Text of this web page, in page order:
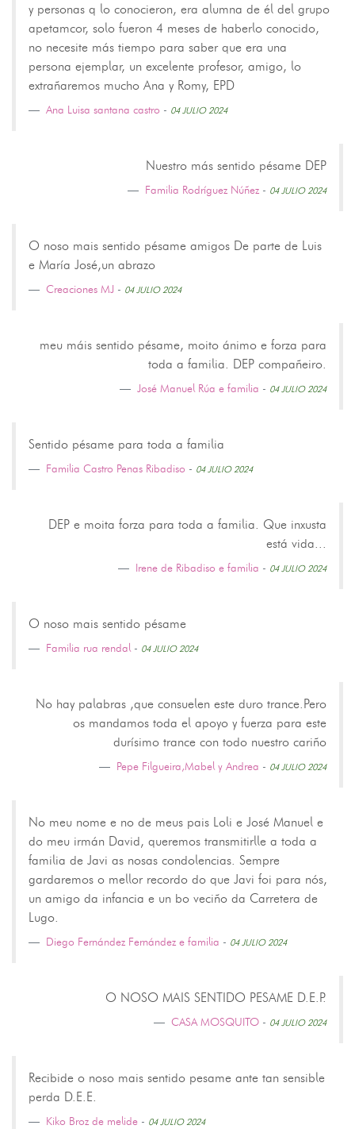
y personas q lo conocieron, era alumna de él del grupo
apetamcor, solo fueron 4 meses de haberlo conocido,
no necesite más tiempo para saber que era una
persona ejemplar, un excelente profesor, amigo, lo
extrañaremos mucho Ana y Romy, EPD
Ana Luisa santana castro - 04 JULIO 2024
Nuestro más sentido pésame DEP
Familia Rodríguez Núñez - 04 JULIO 2024
O noso mais sentido pésame amigos De parte de Luis
e María José,un abrazo
Creaciones MJ - 04 JULIO 2024
meu máis sentido pésame, moito ánimo e forza para
toda a familia. DEP compañeiro.
José Manuel Rúa e familia - 04 JULIO 2024
Sentido pésame para toda a familia
Familia Castro Penas Ribadiso - 04 JULIO 2024
DEP e moita forza para toda a familia. Que inxusta
está vida...
Irene de Ribadiso e familia - 04 JULIO 2024
O noso mais sentido pésame
Familia rua rendal- 04 JULIO 2024
No hay palabras ,que consuelen este duro trance.Pero
os mandamos toda el apoyo y fuerza para este
durísimo trance con todo nuestro cariño
Pepe Filgueira,Mabel y Andrea - 04 JULIO 2024
No meu nome e no de meus pais Loli e José Manuel e
do meu irmán David, queremos transmitirlle a toda a
familia de Javi as nosas condolencias. Sempre
gardaremos o mellor recordo do que Javi foi para nós,
un amigo da infancia e un bo veciño da Carretera de
Lugo.
Diego Fernández Fernández e familia - 04 JULIO 2024
O NOSO MAIS SENTIDO PESAME D.E.P.
CASA MOSQUITO - 04 JULIO 2024
Recibide o noso mais sentido pesame ante tan sensible
perda D.E.E.
Kiko Broz de melide - 04 JULIO 2024